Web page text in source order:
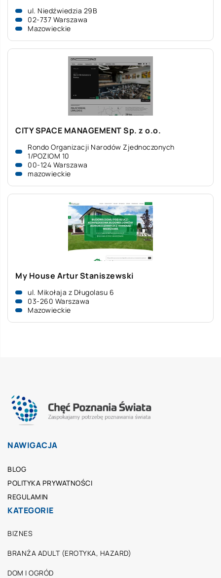
ul. Niedźwiedzia 29B
02-737 Warszawa
Mazowieckie
CITY SPACE MANAGEMENT Sp. z o.o.
Rondo Organizacji Narodów Zjednoczonych
1/POZIOM 10
00-124 Warszawa
mazowieckie
My House Artur Staniszewski
ul. Mikołaja z Długolasu 6
03-260 Warszawa
Mazowieckie
NAWIGACJA
BLOG
POLITYKA PRYWATNOŚCI
REGULAMIN
KATEGORIE
BIZNES
BRANŻA ADULT (EROTYKA, HAZARD)
DOM I OGRÓD